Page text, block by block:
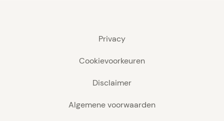
Privacy
Cookievoorkeuren
Disclaimer
Algemene voorwaarden